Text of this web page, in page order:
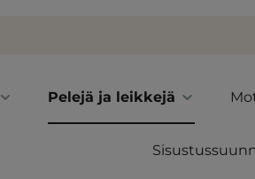
Pelejä ja leikkejä